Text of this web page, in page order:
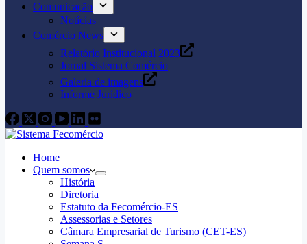
Comunicação
Notícias
Comércio News
Relatório Institucional 2023
Jornal Sistema Comércio
Galeria de imagens
Informe Jurídico
Home
Quem somos
História
Diretoria
Estatuto da Fecomércio-ES
Assessorias e Setores
Câmara Empresarial de Turismo (CET-ES)